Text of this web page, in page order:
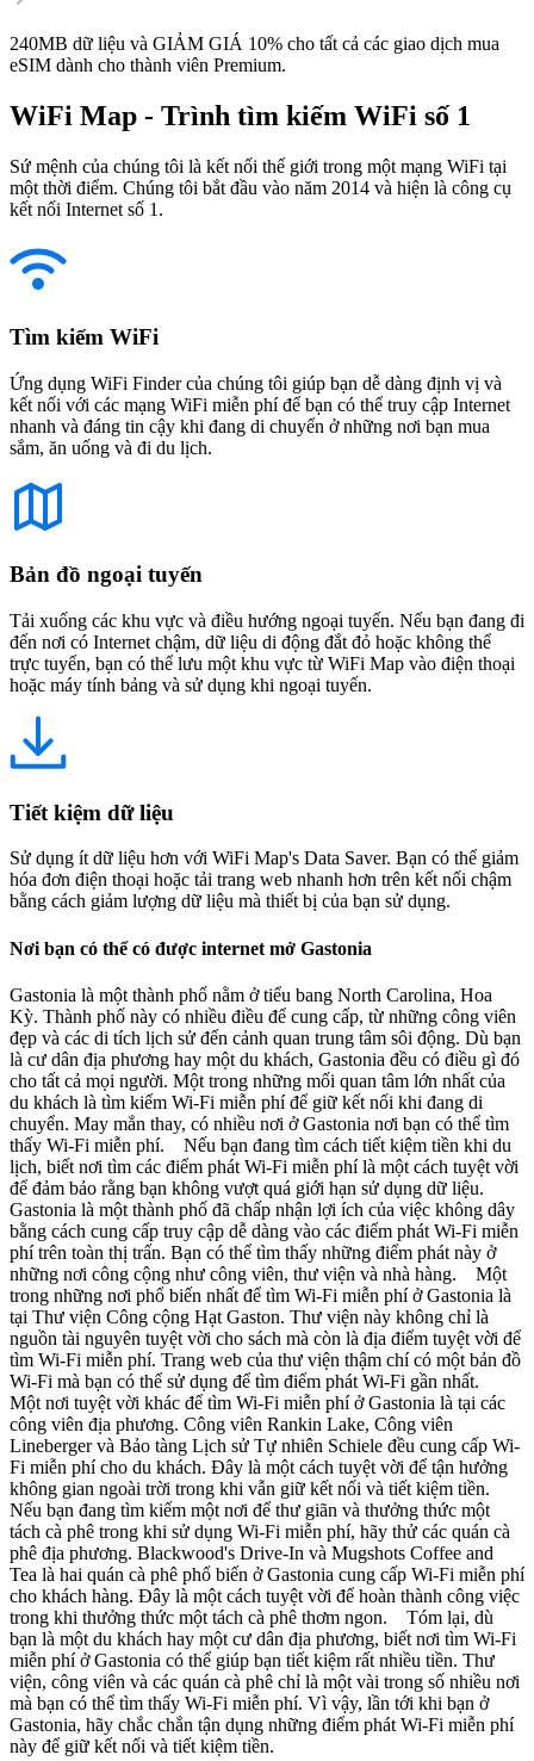
240MB dữ liệu và GIẢM GIÁ 10% cho tất cả các giao dịch mua
eSIM dành cho thành viên Premium.
WiFi Map - Trình tìm kiếm WiFi số 1
Sứ mệnh của chúng tôi là kết nối thế giới trong một mạng WiFi tại
một thời điểm. Chúng tôi bắt đầu vào năm 2014 và hiện là công cụ
kết nối Internet số 1.
Tìm kiếm WiFi
Ứng dụng WiFi Finder của chúng tôi giúp bạn dễ dàng định vị và
kết nối với các mạng WiFi miễn phí để bạn có thể truy cập Internet
nhanh và đáng tin cậy khi đang di chuyển ở những nơi bạn mua
sắm, ăn uống và đi du lịch.
Bản đồ ngoại tuyến
Tải xuống các khu vực và điều hướng ngoại tuyến. Nếu bạn đang đi
đến nơi có Internet chậm, dữ liệu di động đắt đỏ hoặc không thể
trực tuyến, bạn có thể lưu một khu vực từ WiFi Map vào điện thoại
hoặc máy tính bảng và sử dụng khi ngoại tuyến.
Tiết kiệm dữ liệu
Sử dụng ít dữ liệu hơn với WiFi Map's Data Saver. Bạn có thể giảm
hóa đơn điện thoại hoặc tải trang web nhanh hơn trên kết nối chậm
bằng cách giảm lượng dữ liệu mà thiết bị của bạn sử dụng.
Nơi bạn có thể có được internet mở Gastonia
Gastonia là một thành phố nằm ở tiểu bang North Carolina, Hoa
Kỳ. Thành phố này có nhiều điều để cung cấp, từ những công viên
đẹp và các di tích lịch sử đến cảnh quan trung tâm sôi động. Dù bạn
là cư dân địa phương hay một du khách, Gastonia đều có điều gì đó
cho tất cả mọi người. Một trong những mối quan tâm lớn nhất của
du khách là tìm kiếm Wi-Fi miễn phí để giữ kết nối khi đang di
chuyển. May mắn thay, có nhiều nơi ở Gastonia nơi bạn có thể tìm
thấy Wi-Fi miễn phí. Nếu bạn đang tìm cách tiết kiệm tiền khi du
lịch, biết nơi tìm các điểm phát Wi-Fi miễn phí là một cách tuyệt vời
để đảm bảo rằng bạn không vượt quá giới hạn sử dụng dữ liệu.
Gastonia là một thành phố đã chấp nhận lợi ích của việc không dây
bằng cách cung cấp truy cập dễ dàng vào các điểm phát Wi-Fi miễn
phí trên toàn thị trấn. Bạn có thể tìm thấy những điểm phát này ở
những nơi công cộng như công viên, thư viện và nhà hàng. Một
trong những nơi phổ biến nhất để tìm Wi-Fi miễn phí ở Gastonia là
tại Thư viện Công cộng Hạt Gaston. Thư viện này không chỉ là
nguồn tài nguyên tuyệt vời cho sách mà còn là địa điểm tuyệt vời để
tìm Wi-Fi miễn phí. Trang web của thư viện thậm chí có một bản đồ
Wi-Fi mà bạn có thể sử dụng để tìm điểm phát Wi-Fi gần nhất.
Một nơi tuyệt vời khác để tìm Wi-Fi miễn phí ở Gastonia là tại các
công viên địa phương. Công viên Rankin Lake, Công viên
Lineberger và Bảo tàng Lịch sử Tự nhiên Schiele đều cung cấp Wi-
Fi miễn phí cho du khách. Đây là một cách tuyệt vời để tận hưởng
không gian ngoài trời trong khi vẫn giữ kết nối và tiết kiệm tiền.
Nếu bạn đang tìm kiếm một nơi để thư giãn và thưởng thức một
tách cà phê trong khi sử dụng Wi-Fi miễn phí, hãy thử các quán cà
phê địa phương. Blackwood's Drive-In và Mugshots Coffee and
Tea là hai quán cà phê phổ biến ở Gastonia cung cấp Wi-Fi miễn phí
cho khách hàng. Đây là một cách tuyệt vời để hoàn thành công việc
trong khi thưởng thức một tách cà phê thơm ngon. Tóm lại, dù
bạn là một du khách hay một cư dân địa phương, biết nơi tìm Wi-Fi
miễn phí ở Gastonia có thể giúp bạn tiết kiệm rất nhiều tiền. Thư
viện, công viên và các quán cà phê chỉ là một vài trong số nhiều nơi
mà bạn có thể tìm thấy Wi-Fi miễn phí. Vì vậy, lần tới khi bạn ở
Gastonia, hãy chắc chắn tận dụng những điểm phát Wi-Fi miễn phí
này để giữ kết nối và tiết kiệm tiền.